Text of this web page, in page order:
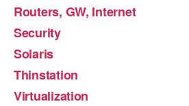
Routers, GW, Internet
Security
Solaris
Thinstation
Virtualization